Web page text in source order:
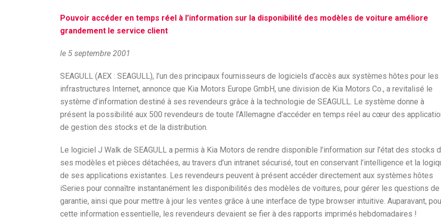
Pouvoir accéder en temps réel à l’information sur la disponibilité des modèles de voiture améliore
grandement le service client
le 5 septembre 2001
SEAGULL (AEX : SEAGULL), l’un des principaux fournisseurs de logiciels d’accès aux systèmes hôtes pour les
infrastructures Internet, annonce que Kia Motors Europe GmbH, une division de Kia Motors Co., a revitalisé le
système d’information destiné à ses revendeurs grâce à la technologie de SEAGULL. Le système donne à
présent la possibilité aux 500 revendeurs de toute l’Allemagne d’accéder en temps réel au cœur des
de gestion des stocks et de la distribution.
Le logiciel J Walk de SEAGULL a permis à Kia Motors de rendre disponible l’information sur l’état des stocks
ses modèles et pièces détachées, au travers d’un intranet sécurisé, tout en conservant l’intelligence et la
de ses applications existantes. Les revendeurs peuvent à présent accéder directement aux systèmes hôtes
iSeries pour connaître instantanément les disponibilités des modèles de voitures, pour gérer les questions de
garantie, ainsi que pour mettre à jour les ventes grâce à une interface de type browser intuitive. Auparavant,
cette information essentielle, les revendeurs devaient se fier à des rapports imprimés hebdomadaires !